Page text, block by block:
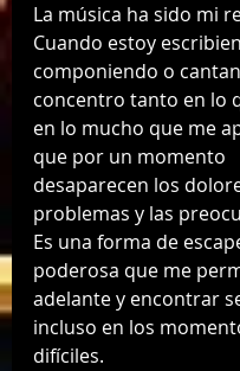
La música ha sido mi
Cuando estoy
componiendo o
concentro tanto en lo
en lo mucho que me
que por un momento
desaparecen los
problemas y las
Es una forma de
poderosa que me
adelante y encontrar
incluso en los
difíciles.